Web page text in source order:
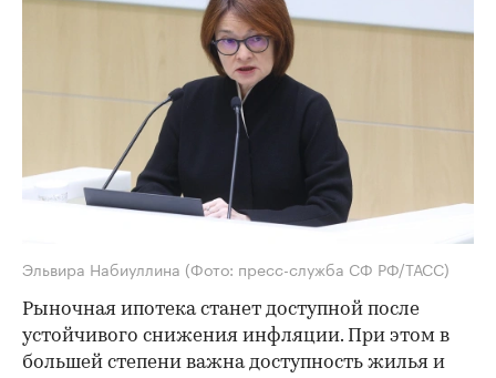
Эльвира Набиуллина (Фото: пресс-служба СФ РФ/ТАСС)
Рыночная ипотека станет доступной после
устойчивого снижения инфляции. При этом в
большей степени важна доступность жилья и